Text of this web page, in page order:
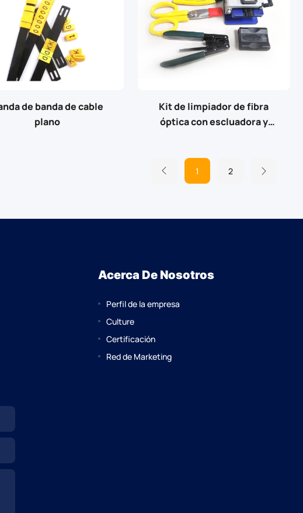
de banda de cable
plano
Kit de limpiador de fibra
óptica con escluadora y
1 2
Acerca De Nosotros
Perfil de la empresa
Culture
Certificación
Red de Marketing